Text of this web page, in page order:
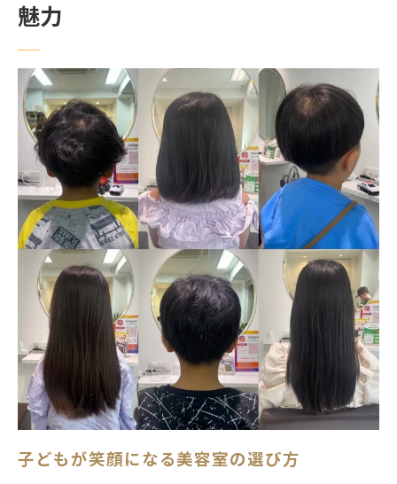
東京都練馬区で安心のキッズカットが受けられ
安全面を考慮したキッズカットの特徴
練馬区で信頼できる美容室の見分け方
初めてのカットでも安心できる理由
キッズカットが人気の美容室の秘密
安心して任せられる美容室の選び方
親も安心できるキッズカットの対策
子どもも大人も楽しめる東京都練馬区の美容室
体験
親子で楽しむ美容室の楽しみ方
大人も満足できるサービスの充実
子ども向けサービスがある美容室の魅力
親子でリラックスできる美容室の特徴
家族で通いたくなる美容室の選び方
練馬区で親子が楽しめる美容室の紹介
魅力
子どもが笑顔になる美容室の選び方